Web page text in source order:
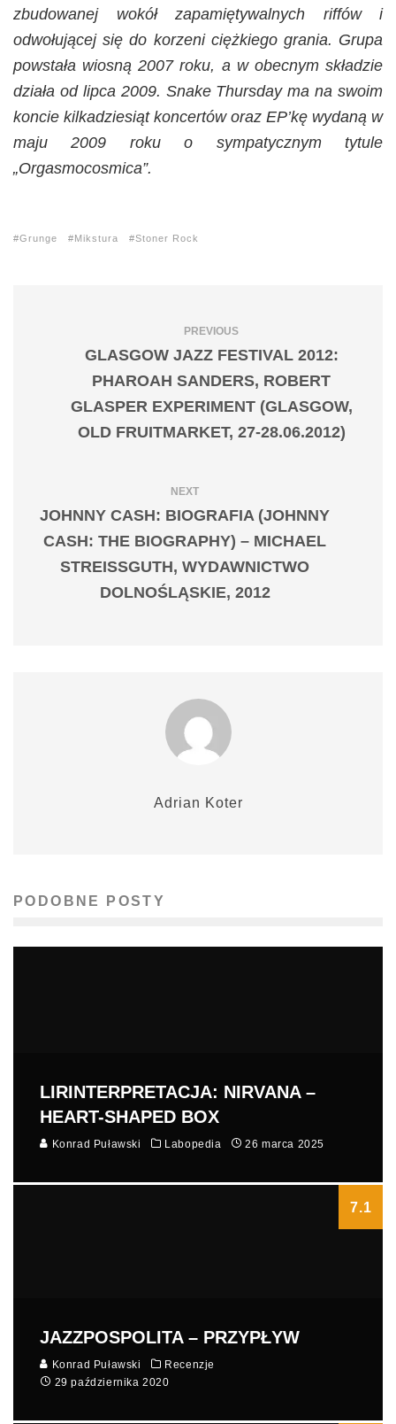
zbudowanej wokół zapamiętywalnych riffów i
odwołującej się do korzeni ciężkiego grania. Grupa
powstała wiosną 2007 roku, a w obecnym składzie
działa od lipca 2009. Snake Thursday ma na swoim
koncie kilkadziesiąt koncertów oraz EP’kę wydaną w
maju 2009 roku o sympatycznym tytule
„Orgasmocosmica”.
Grunge Mikstura Stoner Rock
PREVIOUS
GLASGOW JAZZ FESTIVAL 2012:
PHAROAH SANDERS, ROBERT
GLASPER EXPERIMENT (GLASGOW,
OLD FRUITMARKET, 27-28.06.2012)
NEXT
JOHNNY CASH: BIOGRAFIA (JOHNNY
CASH: THE BIOGRAPHY) – MICHAEL
STREISSGUTH, WYDAWNICTWO
DOLNOŚLĄSKIE, 2012
Adrian Koter
PODOBNE POSTY
LIRINTERPRETACJA: NIRVANA –
HEART-SHAPED BOX
Konrad Puławski Labopedia 26 marca 2025
7.1
JAZZPOSPOLITA – PRZYPŁYW
Konrad Puławski
Recenzje
29 października 2020